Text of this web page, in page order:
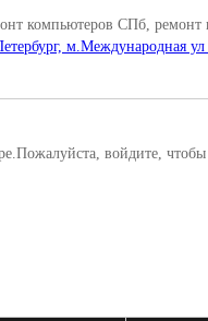
компьютеров СПб,
м.Международная
войдите, чтобы